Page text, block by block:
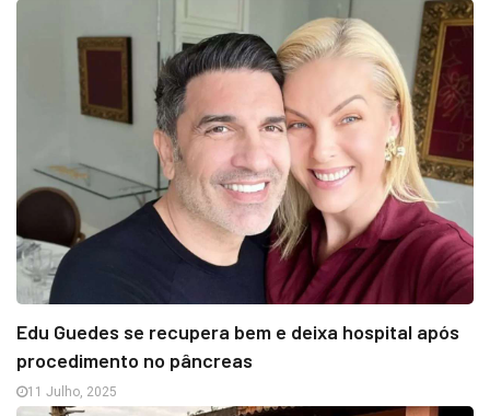
Edu Guedes se recupera bem e deixa hospital após
procedimento no pâncreas
11 Julho, 2025